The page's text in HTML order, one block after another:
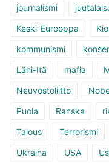
journalismi
Keski-Eurooppa
kommunismi
Lähi-Itä
mafia
Neuvostoliitto
Puola
Ranska
Talous
Terrorismi
Ukraina
USA